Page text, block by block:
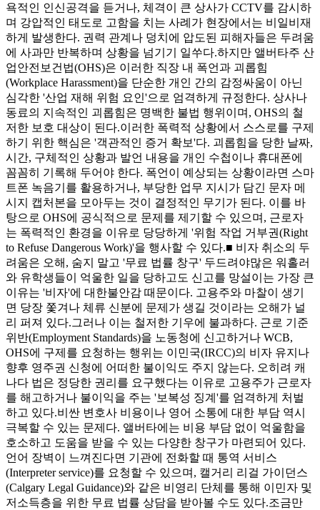
욕적인 인신공격을 듣거나, 체격이 큰 상사가 CCTV를 감시하
며 강압적인 태도로 고함을 치는 사례가 현장에서는 비일비재
하게 발생한다. 권력 관계나 덩치에 압도된 피해자들은 두려움
에 사과만 반복하며 상황을 넘기기 일쑤다.하지만 앨버타주 산
업안전보건법(OHS)은 이러한 직장 내 폭언과 괴롭힘
(Workplace Harassment)을 단순한 개인 간의 감정싸움이 아닌
심각한 '산업 재해 위험 요인'으로 엄격하게 규정한다. 상사나
동료의 지속적인 괴롭힘은 명백한 불법 행위이며, OHS의 철
저한 보호 대상이 된다.이러한 폭력적 상황에서 스스로를 구제
하기 위한 핵심은 '객관적인 증거 확보'다. 괴롭힘을 당한 날짜,
시간, 구체적인 상황과 발언 내용을 개인 수첩이나 휴대폰에
꼼꼼히 기록해 두어야 한다. 폭언이 예상되는 상황이라면 스마
트폰 녹음기를 활용하거나, 부당한 업무 지시가 담긴 문자 메
시지 캡처본을 모아두는 것이 결정적인 무기가 된다. 이를 바
탕으로 OHS에 공식적으로 문제를 제기할 수 있으며, 근로자
는 폭력적인 환경을 이유로 당당하게 '위험 작업 거부권(Right
to Refuse Dangerous Work)'을 행사할 수 있다.■ 비자 취소의 두
려움은 오해, 숨지 말고 '무료 법률 창구' 두드려야많은 워홀러
와 유학생들이 억울한 일을 당하고도 신고를 망설이는 가장 큰
이유는 '비자'에 대한불안감 때문이다. 고용주와 마찰이 생기
면 당장 쫓겨나 체류 신분에 문제가 생길 것이라는 오해가 널
리 퍼져 있다.그러나 이는 철저한 기우에 불과하다. 근로 기준
위반(Employment Standards)을 노동청에 신고하거나 WCB,
OHS에 구제를 요청하는 행위는 이민국(IRCC)의 비자 유지나
향후 영주권 신청에 어떠한 불이익도 주지 않는다. 오히려 캐
나다 법은 정당한 권리를 요구했다는 이유로 고용주가 근로자
를 해고하거나 불이익을 주는 '보복성 징계'를 엄격하게 처벌
하고 있다.비싼 변호사 비용이나 영어 소통에 대한 부담 역시
극복할 수 있는 문제다. 앨버타에는 비용 부담 없이 억울함을
호소하고 도움을 받을 수 있는 다양한 창구가 마련되어 있다.
언어 장벽이 느껴진다면 기관에 전화할 때 통역 서비스
(Interpreter service)를 요청할 수 있으며, 캘거리 리걸 가이던스
(Calgary Legal Guidance)와 같은 비영리 단체를 통해 이민자 및
저소득층을 위한 무료 법률 상담을 받아볼 수도 있다.조금만